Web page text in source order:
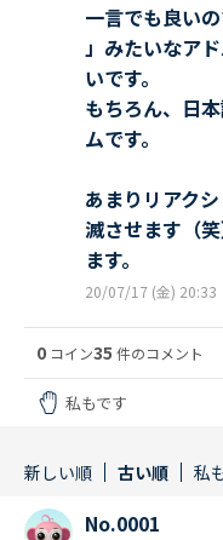
一言でも良い
」みたいなア
いです。
もちろん、日
ムです。
あまりリアク
滅させます（
ます。
20/07/17 (金) 20:33
0 コイン35 件のコメント
私もです
新しい順 古い順 私
No.0001